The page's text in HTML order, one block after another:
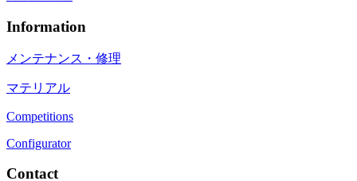
Information
メンテナンス・修理
マテリアル
Competitions
Configurator
Contact